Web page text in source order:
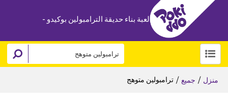
لعبة بناء حديقة الترامبولين بوكيدو -
منزل / جميع / ترامبولين متوهج